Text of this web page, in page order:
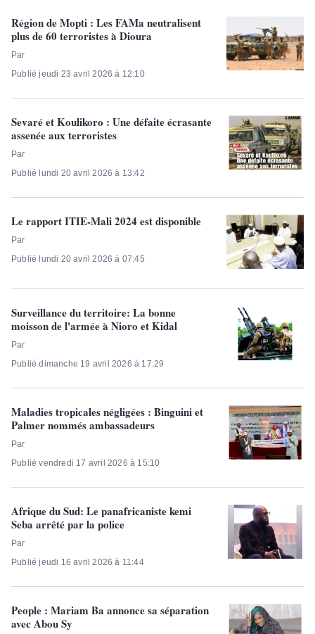
Région de Mopti : Les FAMa neutralisent
plus de 60 terroristes à Dioura
Par
Publié jeudi 23 avril 2026 à 12:10
Sevaré et Koulikoro : Une défaite écrasante
assenée aux terroristes
Par
Publié lundi 20 avril 2026 à 13:42
Le rapport ITIE-Mali 2024 est disponible
Par
Publié lundi 20 avril 2026 à 07:45
Surveillance du territoire: La bonne
moisson de l'armée à Nioro et Kidal
Par
Publié dimanche 19 avril 2026 à 17:29
Maladies tropicales négligées : Binguini et
Palmer nommés ambassadeurs
Par
Publié vendredi 17 avril 2026 à 15:10
Afrique du Sud: Le panafricaniste kemi
Seba arrêté par la police
Par
Publié jeudi 16 avril 2026 à 11:44
People : Mariam Ba annonce sa séparation
avec Abou Sy